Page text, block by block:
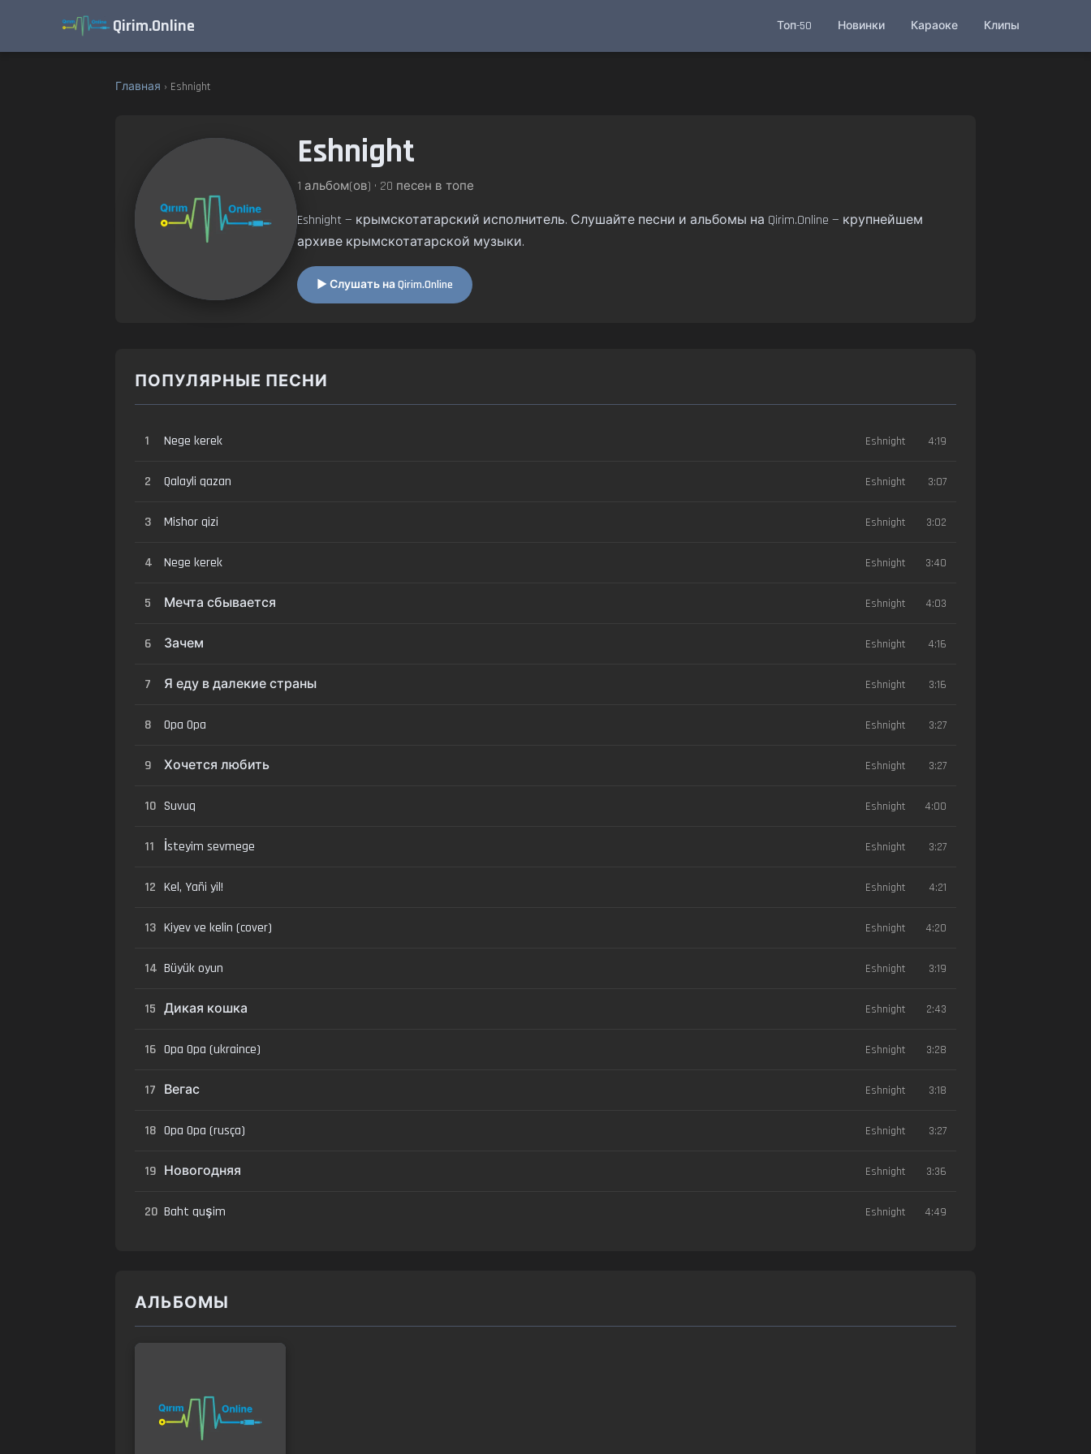
Qirim.Online Топ-50 Новинки Караоке Клипы
Главная › Eshnight
Eshnight
1 альбом(ов) • 20 песен в топе
Eshnight — крымскотатарский исполнитель. Слушайте песни и альбомы на Qirim.Online — крупнейшем
архиве крымскотатарской музыки.
▶ Слушать на Qirim.Online
ПОПУЛЯРНЫЕ ПЕСНИ
1 Nege kerek Eshnight 4:19
2 Qalayli qazan Eshnight 3:07
3 Mishor qizi Eshnight 3:02
4 Nege kerek Eshnight 3:40
5 Мечта сбывается Eshnight 4:03
6 Зачем Eshnight 4:16
7 Я еду в далекие страны Eshnight 3:16
8 Opa Opa Eshnight 3:27
9 Хочется любить Eshnight 3:27
10 Suvuq Eshnight 4:00
11 İsteyim sevmege Eshnight 3:27
12 Kel, Yañi yil! Eshnight 4:21
13 Kiyev ve kelin (cover) Eshnight 4:20
14 Büyük oyun Eshnight 3:19
15 Дикая кошка Eshnight 2:43
16 Opa Opa (ukraince) Eshnight 3:28
17 Вегас Eshnight 3:18
18 Opa Opa (rusça) Eshnight 3:27
19 Новогодняя Eshnight 3:36
20 Baht quşim Eshnight 4:49
АЛЬБОМЫ